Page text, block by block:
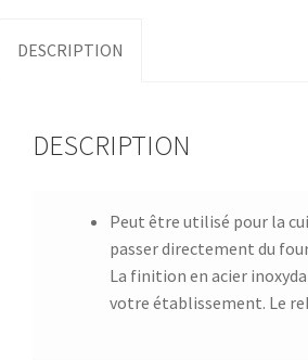
DESCRIPTION
DESCRIPTION
Peut être utilisé pour la
passer directement du
La finition en acier
votre établissement. Le